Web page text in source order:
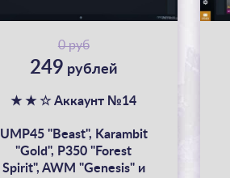
0 руб
249 рублей
★ ★ ☆ Аккаунт №14
UMP45 "Beast", Karambit
"Gold", P350 "Forest
Spirit", AWM "Genesis" и